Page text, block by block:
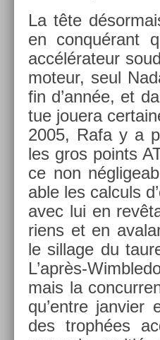
La tête
en conquérant
accélérateur
moteur, seul
fin d’année, et
tue jouera
2005, Rafa y a
les gros points
ce non
able les cal­culs
avec lui en
riens et en
le sil­lage du
L’après-
mais la
qu’entre
des trophées